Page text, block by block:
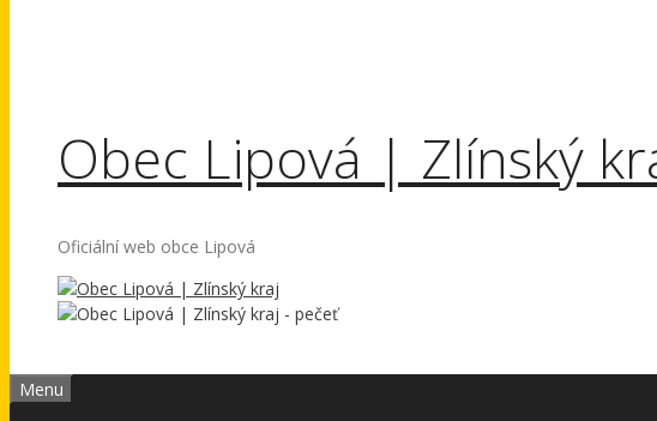
Obec Lipová | Zlínský
Oficiální web obce Lipová
Menu